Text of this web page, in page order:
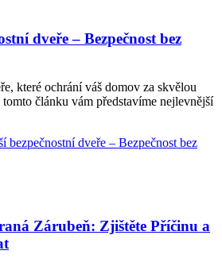
dveře – Bezpečnost bez
které ochrání váš domov za skvělou
článku vám představíme nejlevnější
bezpečnostní dveře – Bezpečnost bez
Zárubeň: Zjištěte Příčinu a